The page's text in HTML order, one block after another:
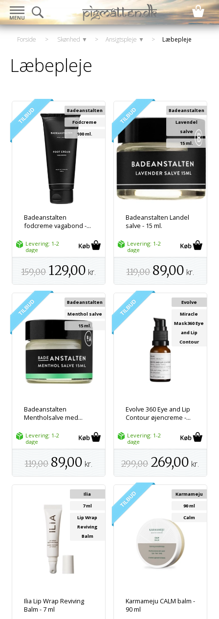
Forside > Skønhed ▼ > Ansigtspleje ▼ > Læbepleje
Læbepleje
Badeanstalten
fodcreme vagabond -...
Badeanstalten
Fodcreme
100 ml.
Levering: 1-2
dage
159,00 129,00 kr.
Badeanstalten Landel
salve - 15 ml.
Badeanstalten
Lavendel
salve
15 ml.
Levering: 1-2
dage
119,00 89,00 kr.
Badeanstalten
Mentholsalve med...
Badeanstalten
Menthol salve
15 ml.
Levering: 1-2
dage
119,00 89,00 kr.
Evolve 360 Eye and Lip
Contour øjencreme -...
Evolve
Miracle
Mask360 Eye
and Lip
Contour
Levering: 1-2
dage
299,00 269,00 kr.
Ilia Lip Wrap Reviving
Balm - 7 ml
Ilia
7 ml
Lip Wrap
Reviving
Balm
Karmameju CALM balm -
90 ml
Karmameju
90 ml
Calm